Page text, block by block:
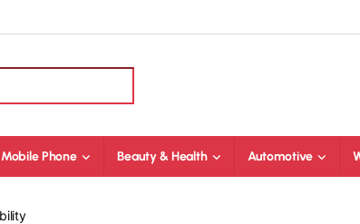
Mobile Phone Beauty & Health Automotive